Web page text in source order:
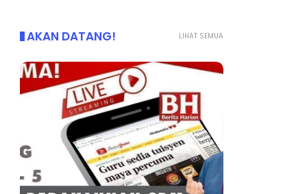
LIHAT SEMUA
AKAN DATANG!